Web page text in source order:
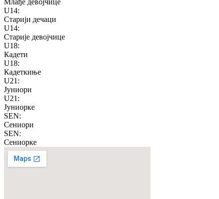
U14:
Старији дечаци
U14:
Старије девојчице
U18:
Кадети
U18:
Кадеткиње
U21 :
Јуниори
U21 :
Јуниорке
SEN:
Сениори
SEN:
Сениорке